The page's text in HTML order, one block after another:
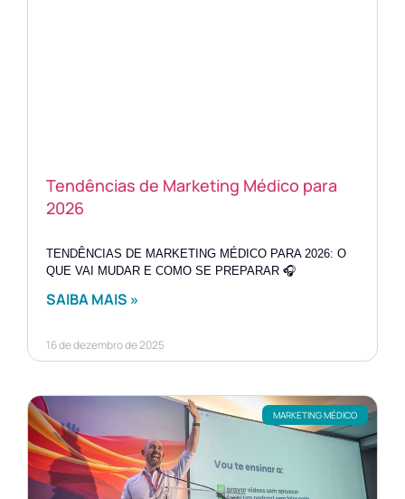
Tendências de Marketing Médico para
2026
TENDÊNCIAS DE MARKETING MÉDICO PARA 2026: O
QUE VAI MUDAR E COMO SE PREPARAR 🎧
SAIBA MAIS »
16 de dezembro de 2025
MARKETING MÉDICO